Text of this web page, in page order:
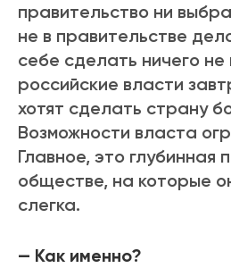
правительство ни
не в правительстве
себе сделать ничего
российские власти
хотят сделать страну
Возможности власта
Главное, это глубинная
обществе, на которые
слегка.
— Как именно?